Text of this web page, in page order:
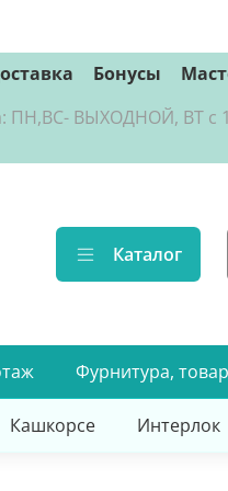
Бонусы
ПН,ВС- ВЫХОДНОЙ, ВТ с
Каталог
Фурнитура,
Кашкорсе Интерлок